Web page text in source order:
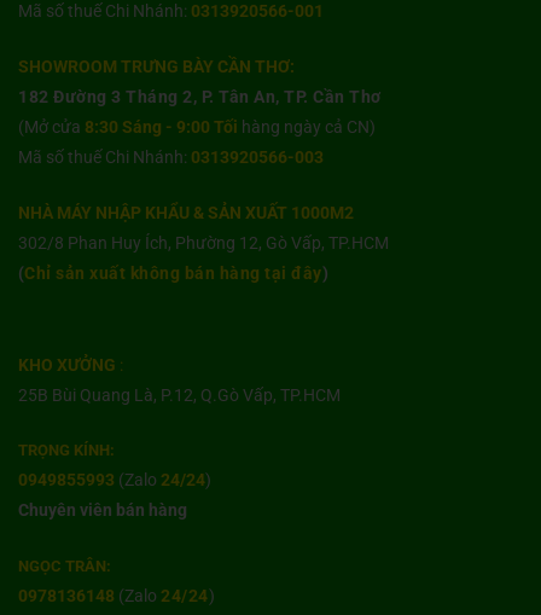
Mã số thuế Chi Nhánh: 0313920566-001
SHOWROOM TRƯNG BÀY CẦN THƠ:
182 Đường 3 Tháng 2, P. Tân An, TP. Cần Thơ
(Mở cửa 8:30 Sáng - 9:00 Tối hàng ngày cả CN)
Mã số thuế Chi Nhánh: 0313920566-003
NHÀ MÁY NHẬP KHẨU & SẢN XUẤT 1000M2
302/8 Phan Huy Ích, Phường 12, Gò Vấp, TP.HCM
(Chỉ sản xuất không bán hàng tại đây)
KHO XƯỞNG :
25B Bùi Quang Là, P.12, Q.Gò Vấp, TP.HCM
TRỌNG KÍNH:
0949855993 (Zalo 24/24)
Chuyên viên bán hàng
NGỌC TRÂN:
0978136148 (Zalo 24/24)